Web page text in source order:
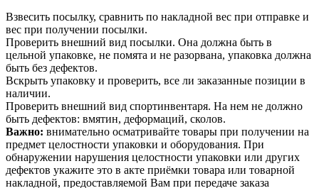
Взвесить посылку, сравнить по накладной вес при отправке и
вес при получении посылки.
Проверить внешний вид посылки. Она должна быть в
цельной упаковке, не помята и не разорвана, упаковка должна
быть без дефектов.
Вскрыть упаковку и проверить, все ли заказанные позиции в
наличии.
Проверить внешний вид спортинвентаря. На нем не должно
быть дефектов: вмятин, деформаций, сколов.
Важно: внимательно осматривайте товары при получении на
предмет целостности упаковки и оборудования. При
обнаружении нарушения целостности упаковки или других
дефектов укажите это в акте приёмки товара или товарной
накладной, предоставляемой Вам при передаче заказа